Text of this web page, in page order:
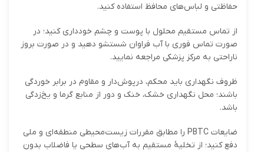
حفاظتی و لباس‌های محافظ استفاده کنید.
از تماس مستقیم محلول با پوست و چشم خودداری کنید؛ در
صورت تماس فوری با آب فراوان شستشو دهید و در صورت بروز
ناراحتی به مرکز پزشکی مراجعه نمایید.
ظروف نگهداری باید محکم، درپوش‌دار و مقاوم در برابر خوردگی
باشند؛ محل نگهداری خشک، خنک و دور از منابع گرما و یخ‌زدگی
باشد.
ضایعات PBTC را مطابق مقررات زیست‌محیطی منطقه‌ای و ملی
دفع کنید؛ از تخلیهٔ مستقیم به آب‌های سطحی یا فاضلاب بدون